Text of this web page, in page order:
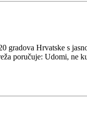
gradova Hrvatske s
poručuje: Udomi, ne